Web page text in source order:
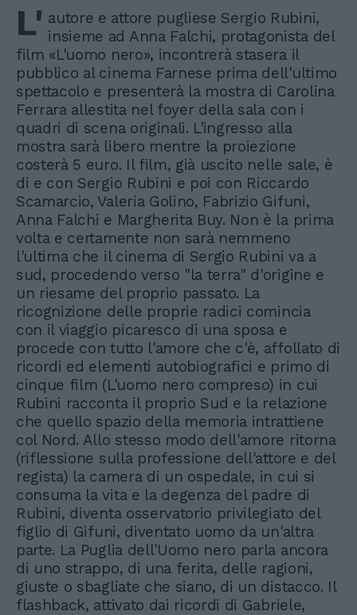
L' autore e attore pugliese Sergio Rubini,
insieme ad Anna Falchi, protagonista del
film «L'uomo nero», incontrerà stasera il
pubblico al cinema Farnese prima dell'ultimo
spettacolo e presenterà la mostra di Carolina
Ferrara allestita nel foyer della sala con i
quadri di scena originali. L'ingresso alla
mostra sarà libero mentre la proiezione
costerà 5 euro. Il film, già uscito nelle sale, è
di e con Sergio Rubini e poi con Riccardo
Scamarcio, Valeria Golino, Fabrizio Gifuni,
Anna Falchi e Margherita Buy. Non è la prima
volta e certamente non sarà nemmeno
l'ultima che il cinema di Sergio Rubini va a
sud, procedendo verso "la terra" d'origine e
un riesame del proprio passato. La
ricognizione delle proprie radici comincia
con il viaggio picaresco di una sposa e
procede con tutto l'amore che c'è, affollato di
ricordi ed elementi autobiografici e primo di
cinque film (L'uomo nero compreso) in cui
Rubini racconta il proprio Sud e la relazione
che quello spazio della memoria intrattiene
col Nord. Allo stesso modo dell'amore ritorna
(riflessione sulla professione dell'attore e del
regista) la camera di un ospedale, in cui si
consuma la vita e la degenza del padre di
Rubini, diventa osservatorio privilegiato del
figlio di Gifuni, diventato uomo da un'altra
parte. La Puglia dell'Uomo nero parla ancora
di uno strappo, di una ferita, delle ragioni,
giuste o sbagliate che siano, di un distacco. Il
flashback, attivato dai ricordi di Gabriele,